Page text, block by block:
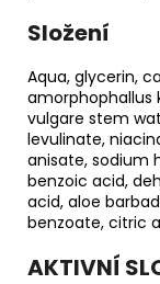
Složení
Aqua, glycerin,
amorphophallus
vulgare stem
levulinate,
anisate, sodium
benzoic acid,
acid, aloe
benzoate, citric
AKTIVNÍ